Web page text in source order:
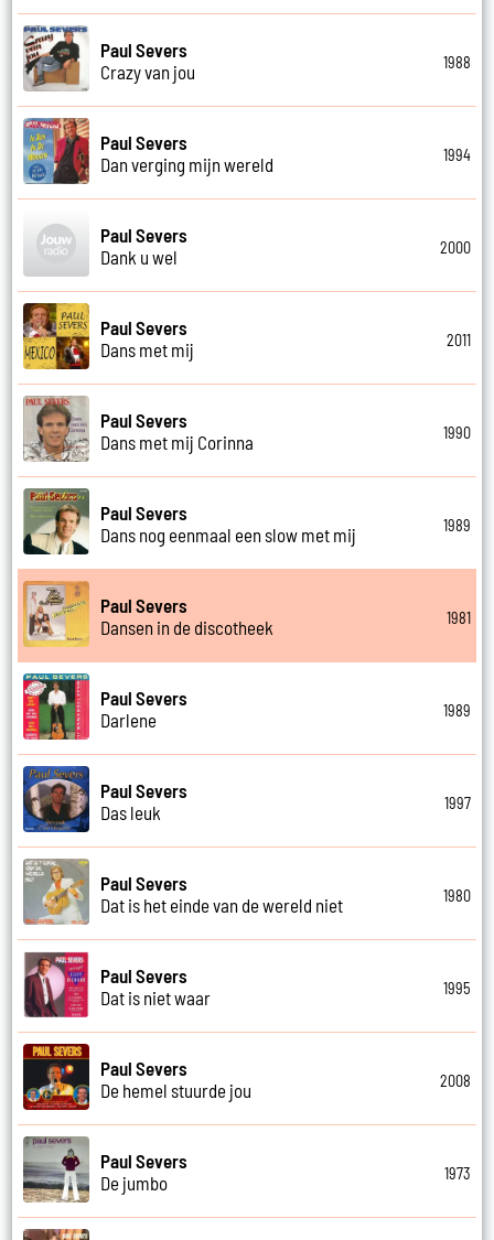
Paul Severs
Crazy van jou
1988
Paul Severs
Dan verging mijn wereld
1994
Paul Severs
Dank u wel
2000
Paul Severs
Dans met mij
2011
Paul Severs
Dans met mij Corinna
1990
Paul Severs
Dans nog eenmaal een slow met mij
1989
Paul Severs
Dansen in de discotheek
1981
Paul Severs
Darlene
1989
Paul Severs
Das leuk
1997
Paul Severs
Dat is het einde van de wereld niet
1980
Paul Severs
Dat is niet waar
1995
Paul Severs
De hemel stuurde jou
2008
Paul Severs
De jumbo
1973